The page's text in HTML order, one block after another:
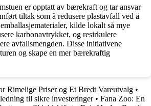
er opptatt av bærekraft og tar ansvar
tiltak som å redusere plastavfall ved å
kilde lokalt så mye
karbonavtrykket, og resirkulere
avfallsmengden. Disse initiativene
og skape en mer bærekraftig
Rimelige Priser og Et Bredt Vareutvalg •
til sikre investeringer• Fana Zoo: En